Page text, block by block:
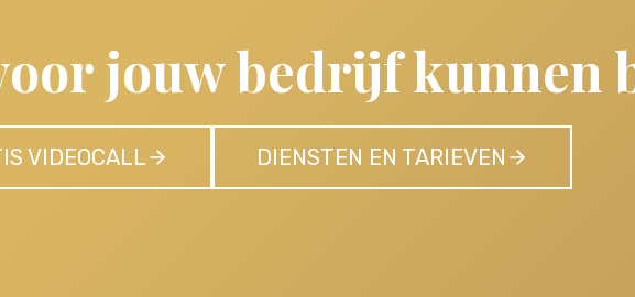
jouw bedrijf kunnen
VIDEOCALL DIENSTEN EN TARIEVEN